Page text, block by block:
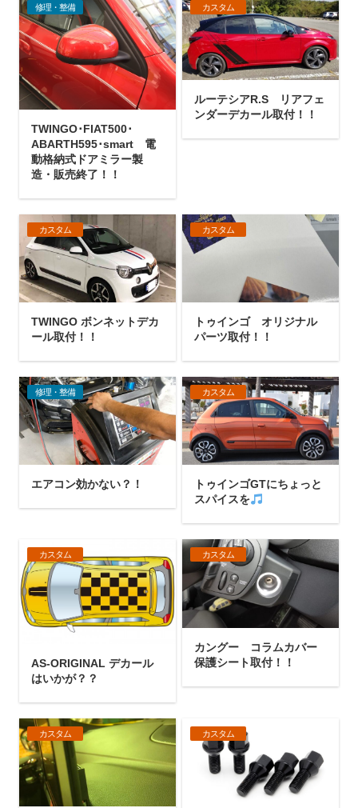
修理・整備
TWINGO･FIAT500･
ABARTH595･smart 電
動格納式ドアミラー製
造・販売終了！！
カスタム
ルーテシアR.S リアフェ
ンダーデカール取付！！
カスタム
TWINGO ボンネットデカ
ール取付！！
カスタム
トゥインゴ オリジナル
パーツ取付！！
修理・整備
エアコン効かない？！
カスタム
トゥインゴGTにちょっと
スパイスを
カスタム
AS-ORIGINAL デカール
はいかが？？
カスタム
カングー コラムカバー
保護シート取付！！
カスタム カスタム